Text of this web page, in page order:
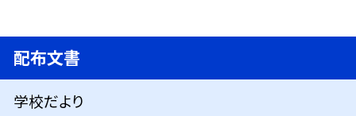
配布文書
学校だより